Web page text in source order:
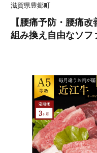
滋賀県豊郷町
【腰痛予防・腰痛
組み換え自由なソフ
ト うたた寝ができ
日本製 ブルー 腰痛
グ フェイクスエー
マット 寝具 家具 イ
豊郷町 コスパ